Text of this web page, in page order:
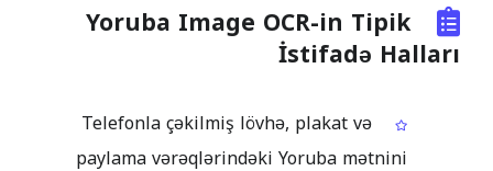
Yoruba Image OCR-in Tipik
İstifadə Halları
Telefonla çəkilmiş lövhə, plakat və
paylama vərəqlərindəki Yoruba mətnini